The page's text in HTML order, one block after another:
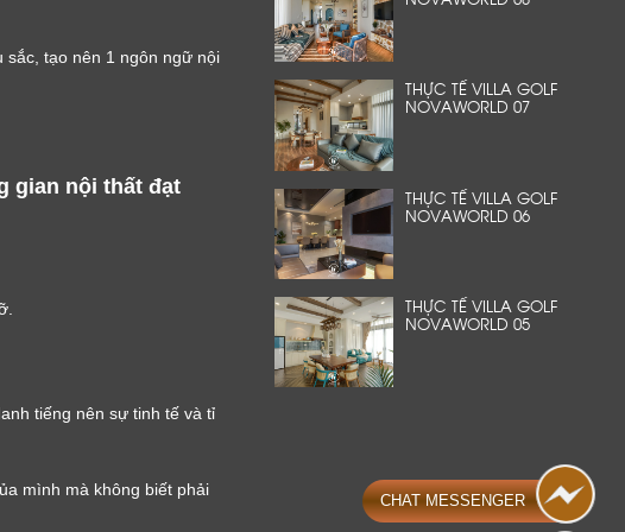
tạo nên 1 ngôn ngữ nội
gian nội thất đạt
tiếng nên sự tinh tế và tỉ
mình mà không biết phải
THỰC TẾ VILLA GOLF
NOVAWORLD 07
THỰC TẾ VILLA GOLF
NOVAWORLD 06
THỰC TẾ VILLA GOLF
NOVAWORLD 05
CHAT MESSENGER